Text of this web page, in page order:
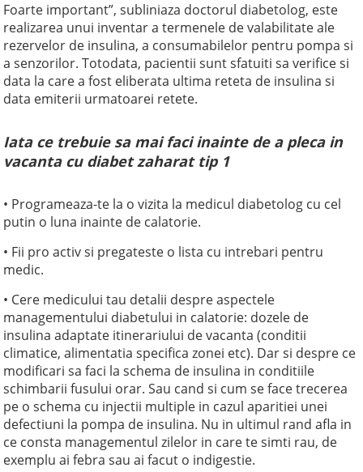
Foarte important”, subliniaza doctorul diabetolog, este
realizarea unui inventar a termenele de valabilitate ale
rezervelor de insulina, a consumabilelor pentru pompa si
a senzorilor. Totodata, pacientii sunt sfatuiti sa verifice si
data la care a fost eliberata ultima reteta de insulina si
data emiterii urmatoarei retete.
Iata ce trebuie sa mai faci inainte de a pleca in
vacanta cu diabet zaharat tip 1
• Programeaza-te la o vizita la medicul diabetolog cu cel
putin o luna inainte de calatorie.
• Fii pro activ si pregateste o lista cu intrebari pentru
medic.
• Cere medicului tau detalii despre aspectele
managementului diabetului in calatorie: dozele de
insulina adaptate itinerariului de vacanta (conditii
climatice, alimentatia specifica zonei etc). Dar si despre ce
modificari sa faci la schema de insulina in conditiile
schimbarii fusului orar. Sau cand si cum se face trecerea
pe o schema cu injectii multiple in cazul aparitiei unei
defectiuni la pompa de insulina. Nu in ultimul rand afla in
ce consta managementul zilelor in care te simti rau, de
exemplu ai febra sau ai facut o indigestie.